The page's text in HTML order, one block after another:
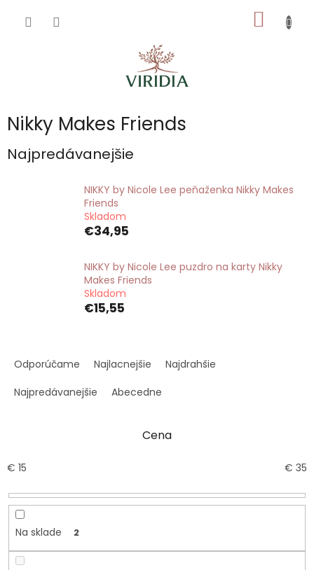
KOŠÍK
Nikky Makes Friends
Najpredávanejšie
NIKKY by Nicole Lee peňaženka Nikky Makes
Friends
Skladom
€34,95
NIKKY by Nicole Lee puzdro na karty Nikky
Makes Friends
Skladom
€15,55
a
e
r
d
t
Odporúčame Najlacnejšie
Najdrahšie
Najpredávanejšie
Abecedne
Cena
€ 15 € 35
Na sklade 2